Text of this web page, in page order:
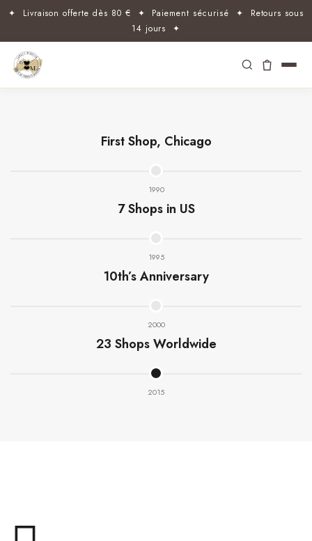
✦ Livraison offerte dès 80 € ✦ Paiement sécurisé ✦ Retours sous
14 jours ✦
First Shop, Chicago
1990
7 Shops in US
1995
10th’s Anniversary
2000
23 Shops Worldwide
2015